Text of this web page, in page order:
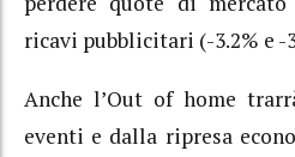
ricavi pubblicitari (-3.2% e
Anche l’Out of home
eventi e dalla ripresa